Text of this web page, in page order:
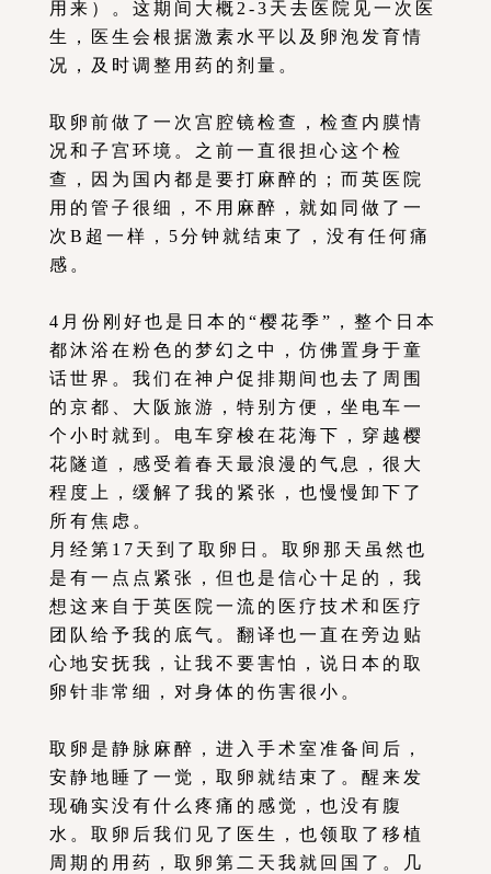
用来）。这期间大概2-3天去医院见一次医
生，医生会根据激素水平以及卵泡发育情
况，及时调整用药的剂量。
取卵前做了一次宫腔镜检查，检查内膜情
况和子宫环境。之前一直很担心这个检
查，因为国内都是要打麻醉的；而英医院
用的管子很细，不用麻醉，就如同做了一
次B超一样，5分钟就结束了，没有任何痛
感。
4月份刚好也是日本的“樱花季”，整个日本
都沐浴在粉色的梦幻之中，仿佛置身于童
话世界。我们在神户促排期间也去了周围
的京都、大阪旅游，特别方便，坐电车一
个小时就到。电车穿梭在花海下，穿越樱
花隧道，感受着春天最浪漫的气息，很大
程度上，缓解了我的紧张，也慢慢卸下了
所有焦虑。
月经第17天到了取卵日。取卵那天虽然也
是有一点点紧张，但也是信心十足的，我
想这来自于英医院一流的医疗技术和医疗
团队给予我的底气。翻译也一直在旁边贴
心地安抚我，让我不要害怕，说日本的取
卵针非常细，对身体的伤害很小。
取卵是静脉麻醉，进入手术室准备间后，
安静地睡了一觉，取卵就结束了。醒来发
现确实没有什么疼痛的感觉，也没有腹
水。取卵后我们见了医生，也领取了移植
周期的用药，取卵第二天我就回国了。几